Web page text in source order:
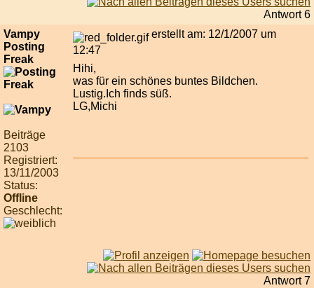
Antwort 6
Vampy
Posting
Freak
Beiträge
2103
Registriert:
13/11/2003
Status:
Offline
Geschlecht:
erstellt am: 12/1/2007 um
12:47
Hihi,
was für ein schönes buntes Bildchen.
Lustig.Ich finds süß.
LG,Michi
Antwort 7